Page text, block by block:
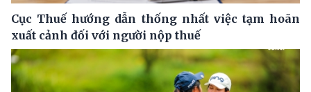
Cục Thuế hướng dẫn thống nhất việc tạm hoãn
xuất cảnh đối với người nộp thuế